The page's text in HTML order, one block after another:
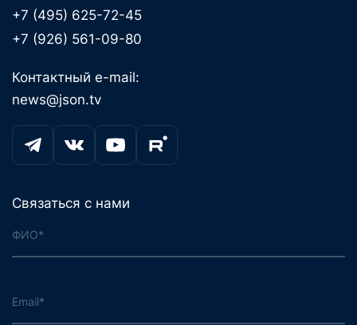
+7 (495) 625-72-45
+7 (926) 561-09-80
Контактный e-mail:
news@json.tv
Связаться с нами